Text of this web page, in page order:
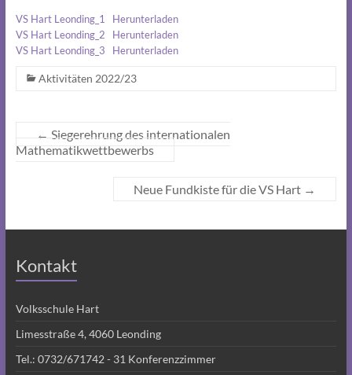
VS Hart Leonding_1
Herunterladen
VS Hart Leonding_2
Herunterladen
VS Hart Leonding_3
Herunterladen
Aktivitäten 2022/23
← Siegerehrung des internationalen
Mathematikwettbewerbs
Neue Fundkiste für die VS Hart →
Kontakt
Volksschule Hart
Limesstraße 4, 4060 Leonding
Tel.: 0732/671742 - 31 Konferenzzimmer